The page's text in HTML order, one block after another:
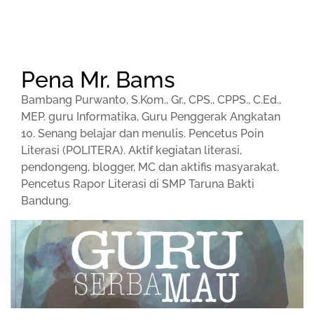
Pena Mr. Bams
Bambang Purwanto, S.Kom., Gr., CPS., CPPS., C.Ed.,
MEP. guru Informatika, Guru Penggerak Angkatan
10. Senang belajar dan menulis. Pencetus Poin
Literasi (POLITERA). Aktif kegiatan literasi,
pendongeng, blogger, MC dan aktifis masyarakat.
Pencetus Rapor Literasi di SMP Taruna Bakti
Bandung.